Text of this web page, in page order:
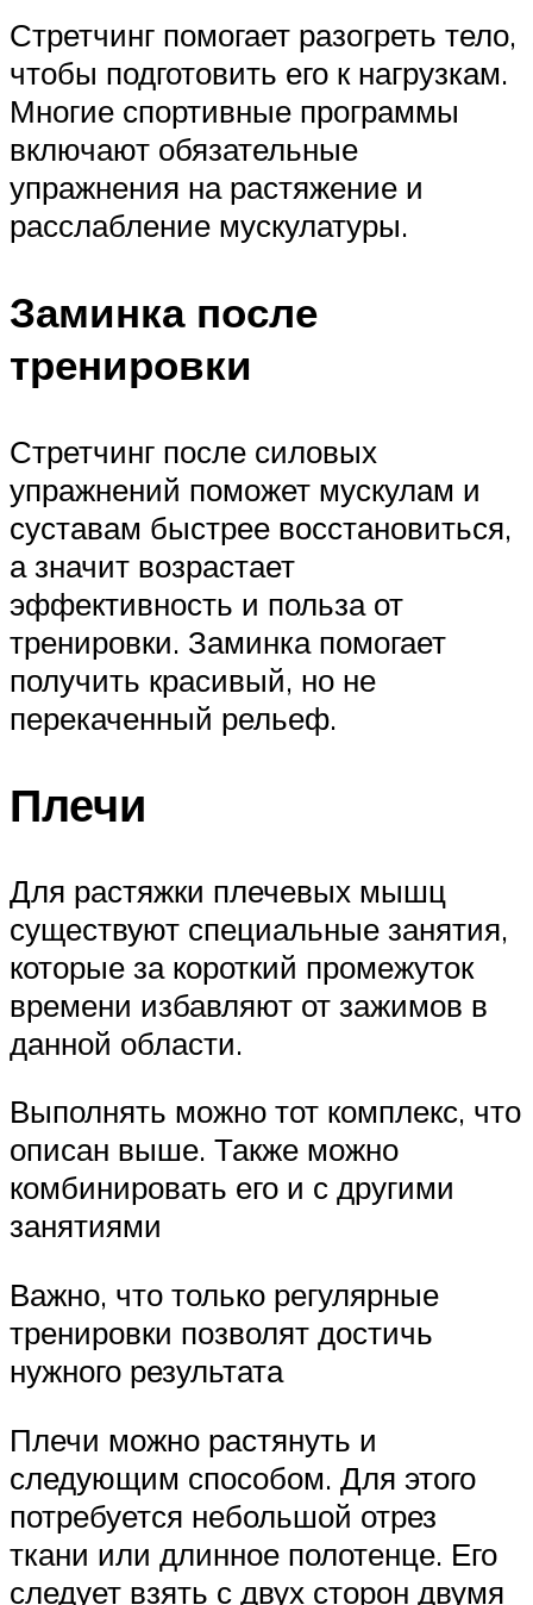
Стретчинг помогает разогреть тело,
чтобы подготовить его к нагрузкам.
Многие спортивные программы
включают обязательные
упражнения на растяжение и
расслабление мускулатуры.
Заминка после
тренировки
Стретчинг после силовых
упражнений поможет мускулам и
суставам быстрее восстановиться,
а значит возрастает
эффективность и польза от
тренировки. Заминка помогает
получить красивый, но не
перекаченный рельеф.
Плечи
Для растяжки плечевых мышц
существуют специальные занятия,
которые за короткий промежуток
времени избавляют от зажимов в
данной области.
Выполнять можно тот комплекс, что
описан выше. Также можно
комбинировать его и с другими
занятиями
Важно, что только регулярные
тренировки позволят достичь
нужного результата
Плечи можно растянуть и
следующим способом. Для этого
потребуется небольшой отрез
ткани или длинное полотенце. Его
следует взять с двух сторон двумя